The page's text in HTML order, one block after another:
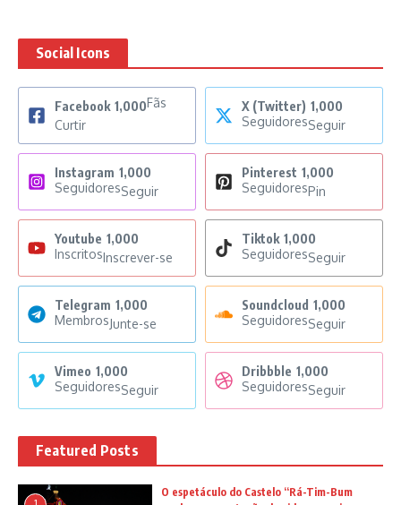
Social Icons
Facebook 1,000Fãs
Curtir
X (Twitter) 1,000
SeguidoresSeguir
Instagram 1,000
SeguidoresSeguir
Pinterest 1,000
SeguidoresPin
Youtube 1,000
InscritosInscrever-se
Tiktok 1,000
SeguidoresSeguir
Telegram 1,000
MembrosJunte-se
Soundcloud 1,000
SeguidoresSeguir
Vimeo 1,000
SeguidoresSeguir
Dribbble 1,000
SeguidoresSeguir
Featured Posts
O espetáculo do Castelo “Rá-Tim-Bum